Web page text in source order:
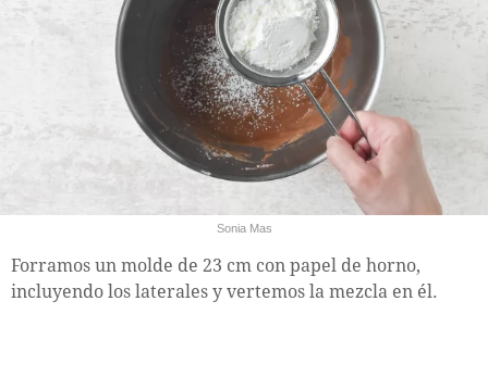
Sonia Mas
Forramos un molde de 23 cm con papel de horno,
incluyendo los laterales y vertemos la mezcla en él.